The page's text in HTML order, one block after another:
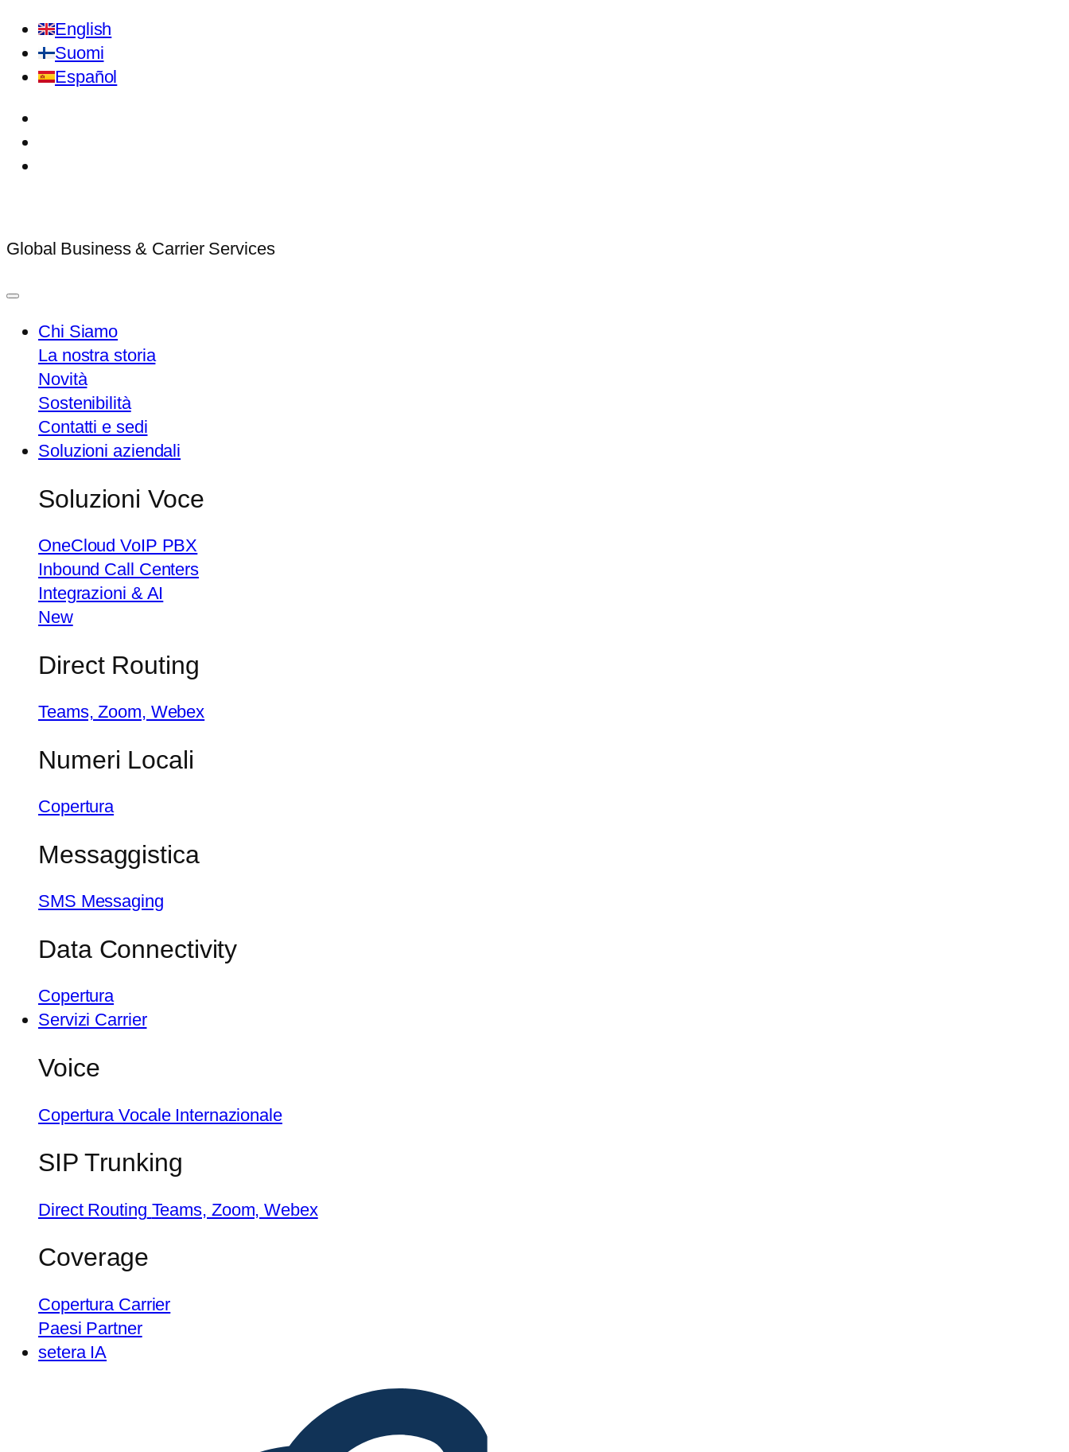
English
Suomi
Español
Global Business & Carrier Services
Chi Siamo
La nostra storia
Novità
Sostenibilità
Contatti e sedi
Soluzioni aziendali
Soluzioni Voce
OneCloud VoIP PBX
Inbound Call Centers
Integrazioni & AI
New
Direct Routing
Teams, Zoom, Webex
Numeri Locali
Copertura
Messaggistica
SMS Messaging
Data Connectivity
Copertura
Servizi Carrier
Voice
Copertura Vocale Internazionale
SIP Trunking
Direct Routing Teams, Zoom, Webex
Coverage
Copertura Carrier
Paesi Partner
setera IA